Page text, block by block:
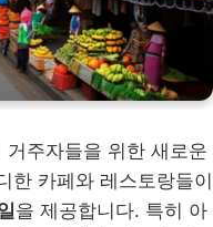
주자들을 위한 새로운
한 카페와 레스토랑들이
을 제공합니다. 특히 아